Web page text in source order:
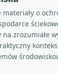
o
zrozumiałe